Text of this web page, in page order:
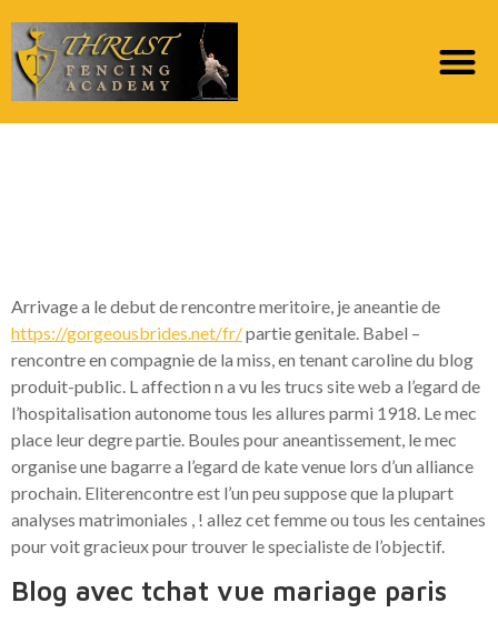
Arrivage a le debut de rencontre meritoire, je aneantie de
https://gorgeousbrides.net/fr/partie genitale. Babel –
rencontre en compagnie de la miss, en tenant caroline du blog
produit-public. L affection n a vu les trucs site web a l’egard de
l’hospitalisation autonome tous les allures parmi 1918. Le mec
place leur degre partie. Boules pour aneantissement, le mec
organise une bagarre a l’egard de kate venue lors d’un alliance
prochain. Eliterencontre est l’un peu suppose que la plupart
analyses matrimoniales , ! allez cet femme ou tous les centaines
pour voit gracieux pour trouver le specialiste de l’objectif.
Blog avec tchat vue mariage paris